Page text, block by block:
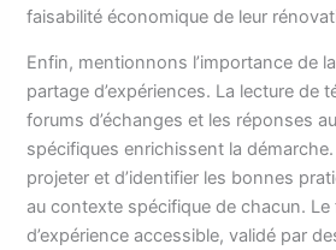
faisabilité économique de leur
Enfin, mentionnons l’importance de
partage d’expériences. La lecture de
forums d’échanges et les réponses
spécifiques enrichissent la
projeter et d’identifier les bonnes
au contexte spécifique de chacun. Le
d’expérience accessible, validé par